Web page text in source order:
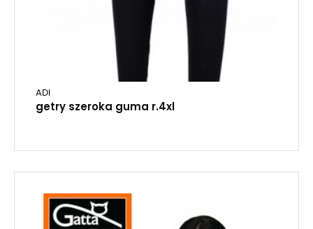
ADI
getry szeroka guma r.4xl